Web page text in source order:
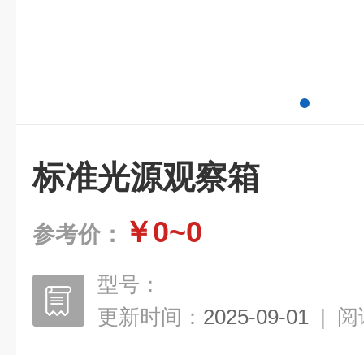
标准光源观察箱
参考价： ￥0~0
型号：
更新时间： 2025-09-01 | 阅